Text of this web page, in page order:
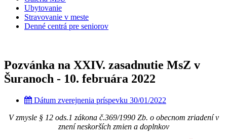
Ubytovanie
Stravovanie v meste
Denné centrá pre seniorov
Pozvánka na XXIV. zasadnutie MsZ v
Šuranoch - 10. februára 2022
Dátum zverejnenia príspevku 30/01/2022
V zmysle § 12 ods.1 zákona č.369/1990 Zb. o obecnom zriadení v
znení neskorších zmien a doplnkov